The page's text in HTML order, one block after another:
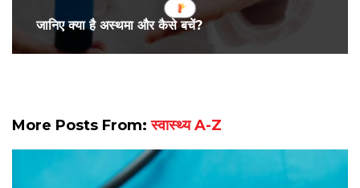
जानिए क्या है अस्थमा और कैसे बचें?
More Posts From:स्वास्थ्य A-Z